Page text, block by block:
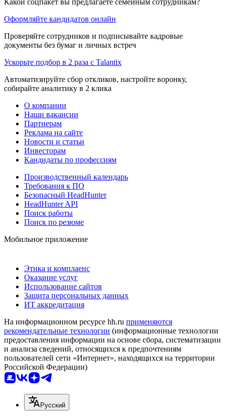
Оформляйте кандидатов онлайн
Проверяйте сотрудников и подписывайте кадровые
документы без бумаг и личных встреч
Ускорьте подбор в 2 раза с Talantix
Автоматизируйте сбор откликов, настройте воронку,
собирайте аналитику в 2 клика
О компании
Наши вакансии
Партнерам
Реклама на сайте
Новости и статьи
Инвесторам
Кандидаты по профессиям
Производственный календарь
Требования к ПО
Безопасный HeadHunter
HeadHunter API
Поиск работы
Поиск по резюме
Мобильное приложение
Этика и комплаенс
Оказание услуг
Использование сайтов
Защита персональных данных
ИТ аккредитация
На информационном ресурсе hh.ru применяются
рекомендательные технологии (информационные технологии
предоставления информации на основе сбора, систематизации
и анализа сведений, относящихся к предпочтениям
пользователей сети «Интернет», находящихся на территории
Российской Федерации)
Русский